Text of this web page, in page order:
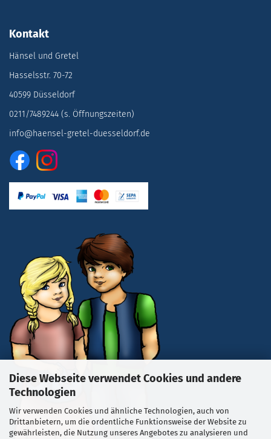
Diese Webseite verwendet Cookies und andere
Technologien
Wir verwenden Cookies und ähnliche Technologien, auch von
Drittanbietern, um die ordentliche Funktionsweise der Website zu
gewährleisten, die Nutzung unseres Angebotes zu analysieren und
Kontakt
Hänsel und Gretel
Hasselsstr. 70-72
40599 Düsseldorf
0211/7489244 (s. Öffnungszeiten)
info@haensel-gretel-duesseldorf.de